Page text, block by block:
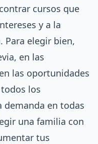
cursos que
y a la
Para elegir bien,
en las
las oportunidades
los
en todas
una familia con
tus